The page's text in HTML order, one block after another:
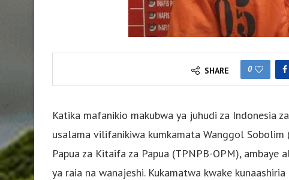
SHARE 0
Katika mafanikio makubwa ya juhudi za Indonesia
usalama vilifanikiwa kumkamata Wanggol
Papua za Kitaifa za Papua (TPNPB-OPM),
ya raia na wanajeshi. Kukamatwa kwake